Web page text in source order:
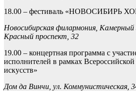
18.00 – фестиваль «НОВОСИБИРЬ
Новосибирская филармония, Камерный
Красный проспект, 32
19.00 – концертная программа с
исполнителей в рамках
искусств»
Дом да Винчи, ул. Коммунистическая,